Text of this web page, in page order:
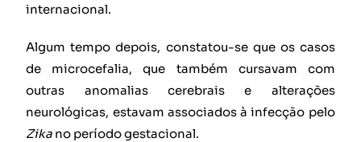
internacional.
Algum tempo depois, constatou-se que os casos
de microcefalia, que também cursavam com
outras anomalias cerebrais e alterações
neurológicas, estavam associados à infecção pelo
Zika no período gestacional.